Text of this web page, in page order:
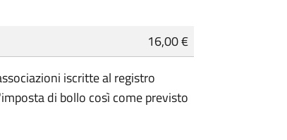
16,00 €
iscritte al registro
di bollo così come previsto